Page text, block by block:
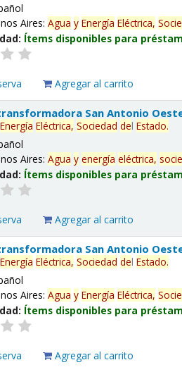
Aires:Agua y Energía Eléctrica,
Ítems disponibles para
Agregar al carrito
San Antonio
Energía Eléctrica, Sociedad delEstado.
Aires:Agua y energía eléctrica,
Ítems disponibles para
Agregar al carrito
San Antonio
Energía Eléctrica, Sociedad delEstado.
Aires:Agua y Energía Eléctrica,
Ítems disponibles para
Agregar al carrito